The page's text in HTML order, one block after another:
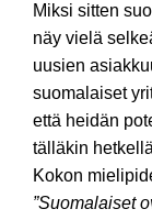
Miksi sitten
näy vielä
uusien
suomalaiset
että heidän
tälläkin
Kokon
”Suomalaiset